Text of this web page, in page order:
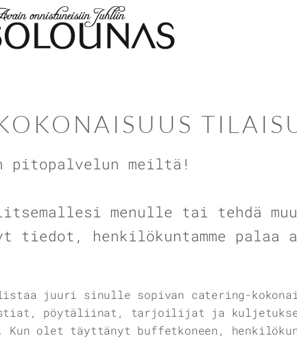
pitopalvelun meiltä!
menulle tai tehdä
tiedot, henkilökuntamme palaa
juuri sinulle sopivan catering-
pöytäliinat, tarjoilijat ja
Kun olet täyttänyt buffetkoneen,